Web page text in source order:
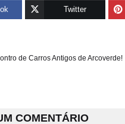
Twitter
de Carros Antigos de Arcoverde!
COMENTÁRIO